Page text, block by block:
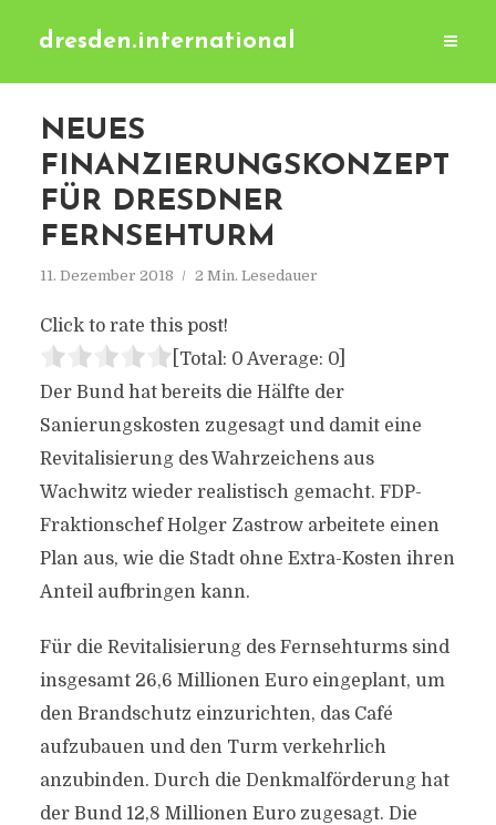
dresden.international
NEUES
FINANZIERUNGSKONZEPT
FÜR DRESDNER
FERNSEHTURM
11. Dezember 2018 2 Min. Lesedauer
Click to rate this post!
[Total: 0 Average: 0]
Der Bund hat bereits die Hälfte der
Sanierungskosten zugesagt und damit eine
Revitalisierung des Wahrzeichens aus
Wachwitz wieder realistisch gemacht. FDP-
Fraktionschef Holger Zastrow arbeitete einen
Plan aus, wie die Stadt ohne Extra-Kosten ihren
Anteil aufbringen kann.
Für die Revitalisierung des Fernsehturms sind
insgesamt 26,6 Millionen Euro eingeplant, um
den Brandschutz einzurichten, das Café
aufzubauen und den Turm verkehrlich
anzubinden. Durch die Denkmalförderung hat
der Bund 12,8 Millionen Euro zugesagt. Die